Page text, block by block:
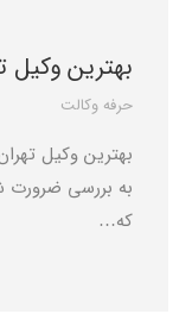
بهترین
حرفه وکالت
بهترین وکیل
به بررسی ضرورت
که…